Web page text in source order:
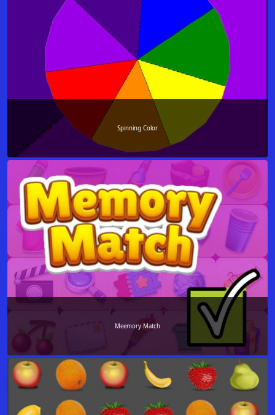
Spinning Color
Meemory Match